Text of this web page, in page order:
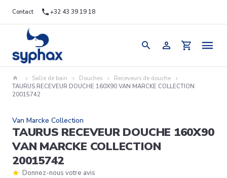
Contact +32 43 39 19 18
Salle de bain Douches
Receveurs de douche
TAURUS RECEVEUR DOUCHE 160X90 VAN MARCKE COLLECTION
20015742
Van Marcke Collection
TAURUS RECEVEUR DOUCHE 160X90
VAN MARCKE COLLECTION
20015742
Donnez-nous votre avis